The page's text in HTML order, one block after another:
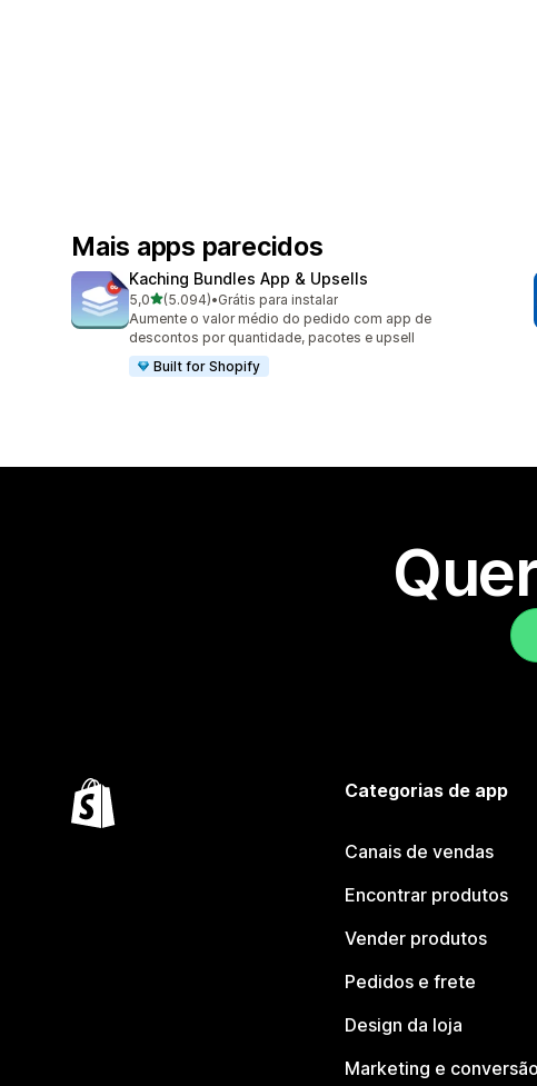
Mais apps parecidos
Kaching Bundles App & Upsells
5,0de 5 estrelas
(5.094)
5094 avaliações ao todo
•Grátis para instalar
Aumente o valor médio do pedido com app de
descontos por quantidade, pacotes e upsell
Built for Shopify
Categorias de app
Canais de vendas
Encontrar produtos
Vender produtos
Pedidos e frete
Design da loja
Marketing e conversão